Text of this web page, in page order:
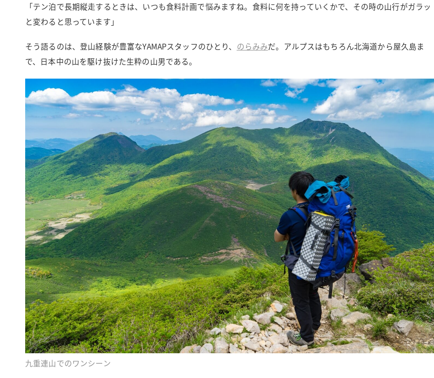
「テン泊で長期縦走するときは、いつも食料計画で悩みますね。食料に何を持っていくかで、その時の山行がガラッ
と変わると思っています」
そう語るのは、登山経験が豊富なYAMAPスタッフのひとり、 のらみみだ。アルプスはもちろん北海道から屋久島ま
で、日本中の山を駆け抜けた生粋の山男である。
九重連山でのワンシーン